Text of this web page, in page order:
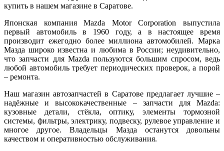
купить в нашем магазине в Саратове.
Японская компания Mazda Motor Corporation выпустила
первый автомобиль в 1960 году, а в настоящее время
производит ежегодно более миллиона автомобилей. Марка
Мазда широко известна и любима в России; неудивительно,
что запчасти для Mazda пользуются большим спросом, ведь
любой автомобиль требует периодических проверок, а порой
– ремонта.
Наш магазин автозапчастей в Саратове предлагает лучшие –
надёжные и высококачественные – запчасти для Mazda:
кузовные детали, стёкла, оптику, элементы тормозной
системы, фильтры, электрику, подвеску, рулевое управление и
многое другое. Владельцы Мазда останутся довольны
качеством и оперативностью обслуживания.